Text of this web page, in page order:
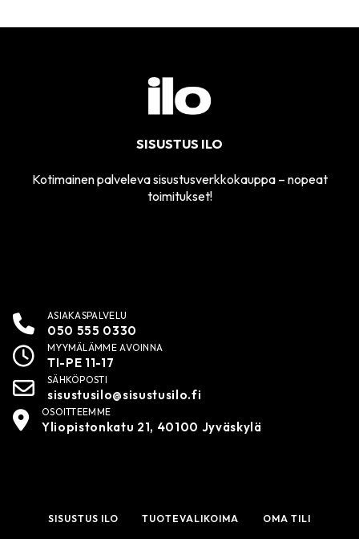
SISUSTUS ILO
Kotimainen palveleva sisustusverkkokauppa – nopeat
toimitukset!
ASIAKASPALVELU
050 555 0330
MYYMÄLÄMME AVOINNA
TI-PE 11-17
SÄHKÖPOSTI
sisustusilo@sisustusilo.fi
OSOITTEEMME
Yliopistonkatu 21, 40100 Jyväskylä
SISUSTUS ILO TUOTEVALIKOIMA OMA TILI